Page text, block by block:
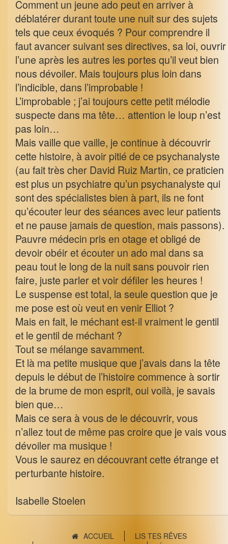
Comment un jeune ado peut en arriver à
déblatérer durant toute une nuit sur des sujets
tels que ceux évoqués ? Pour comprendre il
faut avancer suivant ses directives, sa loi, ouvrir
l’une après les autres les portes qu’il veut bien
nous dévoiler. Mais toujours plus loin dans
l’indicible, dans l’improbable !
L’improbable ; j’ai toujours cette petit mélodie
suspecte dans ma tête… attention le loup n’est
pas loin…
Mais vaille que vaille, je continue à découvrir
cette histoire, à avoir pitié de ce psychanalyste
(au fait très cher David Ruiz Martin, ce praticien
est plus un psychiatre qu’un psychanalyste qui
sont des spécialistes bien à part, ils ne font
qu’écouter leur des séances avec leur patients
et ne pause jamais de question, mais passons).
Pauvre médecin pris en otage et obligé de
devoir obéir et écouter un ado mal dans sa
peau tout le long de la nuit sans pouvoir rien
faire, juste parler et voir défiler les heures !
Le suspense est total, la seule question que je
me pose est où veut en venir Elliot ?
Mais en fait, le méchant est-il vraiment le gentil
et le gentil de méchant ?
Tout se mélange savamment.
Et là ma petite musique que j’avais dans la tête
depuis le début de l’histoire commence à sortir
de la brume de mon esprit, oui voilà, je savais
bien que…
Mais ce sera à vous de le découvrir, vous
n’allez tout de même pas croire que je vais vous
dévoiler ma musique !
Vous le saurez en découvrant cette étrange et
perturbante histoire.
Isabelle Stoelen
ACCUEIL
LIS TES RÊVES